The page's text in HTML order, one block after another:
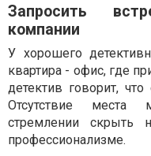
Запросить
компании
У хорошего
квартира - офис, где
детектив говорит,
Отсутствие места
стремлении скрыть
профессионализме.